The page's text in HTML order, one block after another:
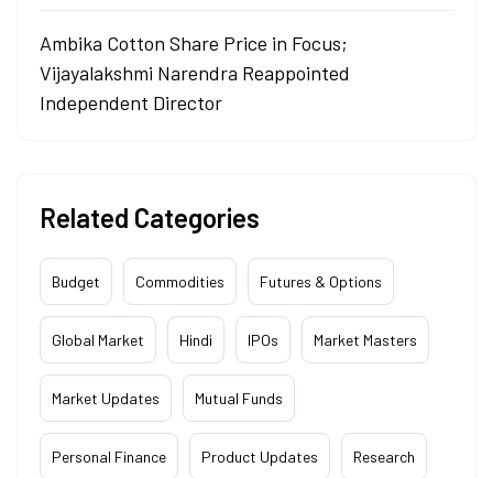
Ambika Cotton Share Price in Focus;
Vijayalakshmi Narendra Reappointed
Independent Director
Related Categories
Budget Commodities Futures & Options
Global Market Hindi IPOs Market Masters
Market Updates Mutual Funds
Personal Finance Product Updates Research